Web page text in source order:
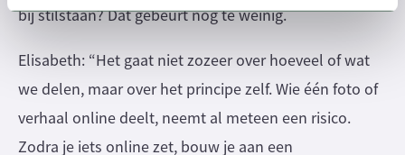
bij stilstaan? Dat gebeurt nog te weinig.
Elisabeth: “Het gaat niet zozeer over hoeveel of wat
we delen, maar over het principe zelf. Wie één foto of
verhaal online deelt, neemt al meteen een risico.
Zodra je iets online zet, bouw je aan een